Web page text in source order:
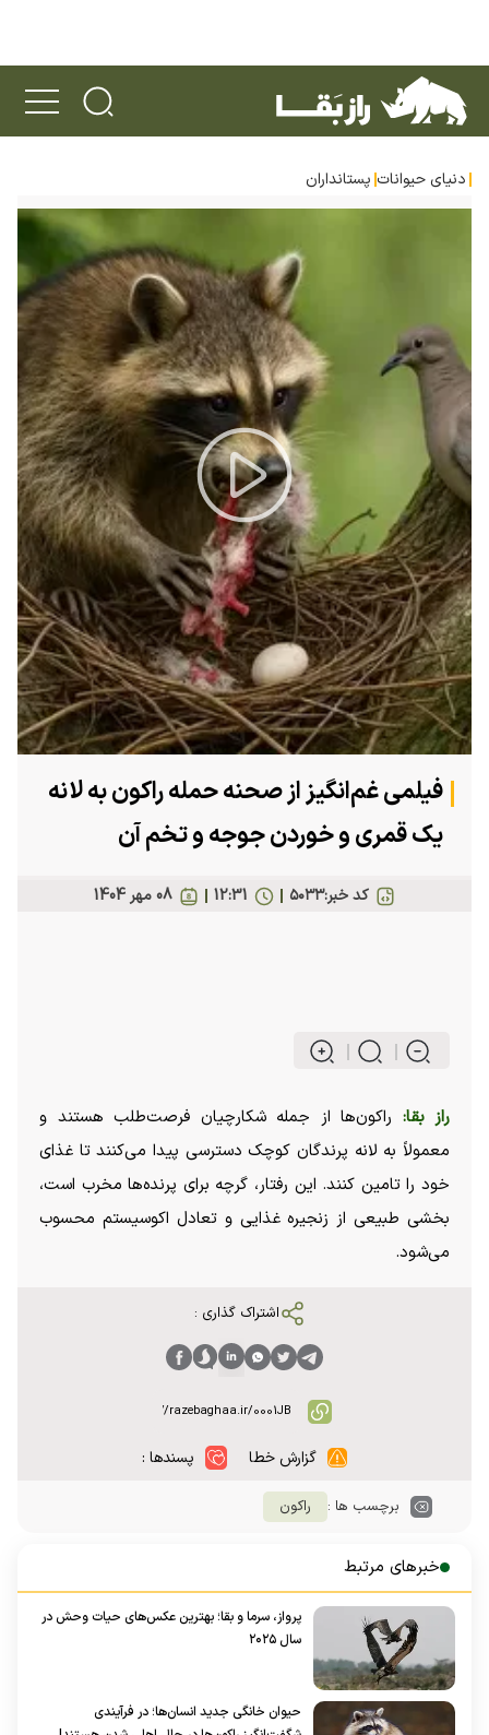
دنیای حیوانات پستانداران
Play
Video
فیلمی غم‌انگیز از صحنه حمله راکون به لانه
یک قمری و خوردن جوجه و تخم آن
کد خبر:۵۰۳۳ 08 مهر 1404 12:31
راز بقا: راکون‌ها از جمله شکارچیان فرصت‌طلب هستند و
معمولاً به لانه پرندگان کوچک دسترسی پیدا می‌کنند تا غذای
خود را تامین کنند. این رفتار، گرچه برای پرنده‌ها مخرب است،
بخشی طبیعی از زنجیره غذایی و تعادل اکوسیستم محسوب
می‌شود.
اشتراک گذاری :
گزارش خطا پسندها :
برچسب ها : راکون
خبرهای مرتبط
پرواز، سرما و بقا؛ بهترین عکس‌های حیات وحش در
سال ۲۰۲۵
حیوان خانگی جدید انسان‌ها؛ در فرآیندی